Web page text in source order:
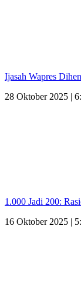
Ijasah Wapres
28 Oktober 2025 |
1.000 Jadi 200:
16 Oktober 2025 |